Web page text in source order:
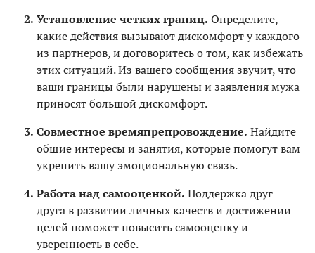
Установление четких границ. Определите,
какие действия вызывают дискомфорт у каждого
из партнеров, и договоритесь о том, как избежать
этих ситуаций. Из вашего сообщения звучит, что
ваши границы были нарушены и заявления мужа
приносят большой дискомфорт.
Совместное времяпрепровождение. Найдите
общие интересы и занятия, которые помогут вам
укрепить вашу эмоциональную связь.
Работа над самооценкой. Поддержка друг
друга в развитии личных качеств и достижении
целей поможет повысить самооценку и
уверенность в себе.